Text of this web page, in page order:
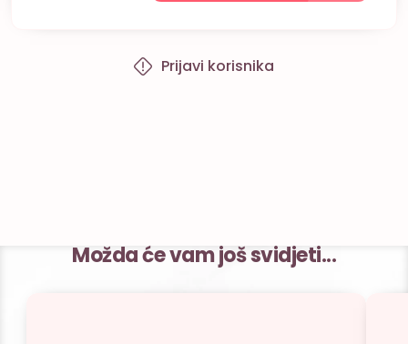
Prijavi korisnika
Možda će vam još svidjeti...